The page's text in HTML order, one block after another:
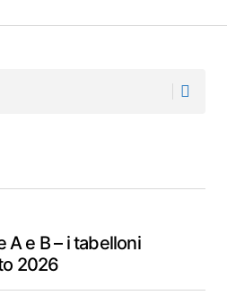
A e B – i tabelloni
2026